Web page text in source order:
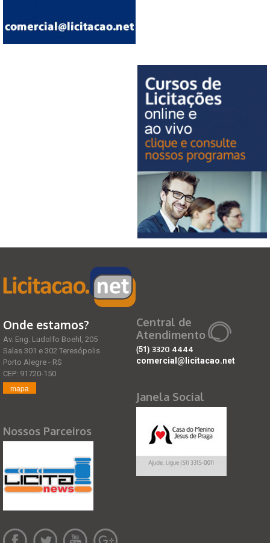
Onde estamos?
Av. Eng. Ludolfo Boehl, 205
Salas 301 e 302 Teresópolis
Porto Alegre - RS
CEP: 91720-150
mapa
Nossos Parceiros
Central de
Atendimento
(51) 3320 4444
comercial@licitacao.net
Janela Social